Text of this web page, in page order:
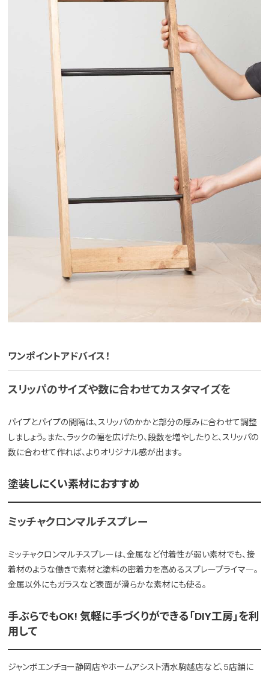
ワンポイントアドバイス！
スリッパのサイズや数に合わせてカスタマイズを
パイプとパイプの間隔は、スリッパのかかと部分の厚みに合わせて調整
しましょう。また、ラックの幅を広げたり、段数を増やしたりと、スリッパの
数に合わせて作れば、よりオリジナル感が出ます。
塗装しにくい素材におすすめ
ミッチャクロンマルチスプレー
ミッチャクロンマルチスプレーは、金属など付着性が弱い素材でも、接
着材のような働きで素材と塗料の密着力を高めるスプレープライマ―。
金属以外にもガラスなど表面が滑らかな素材にも使る。
手ぶらでもOK! 気軽に手づくりができる「DIY工房」を利
用して
ジャンボエンチョー静岡店やホームアシスト清水駒越店など、5店舗に